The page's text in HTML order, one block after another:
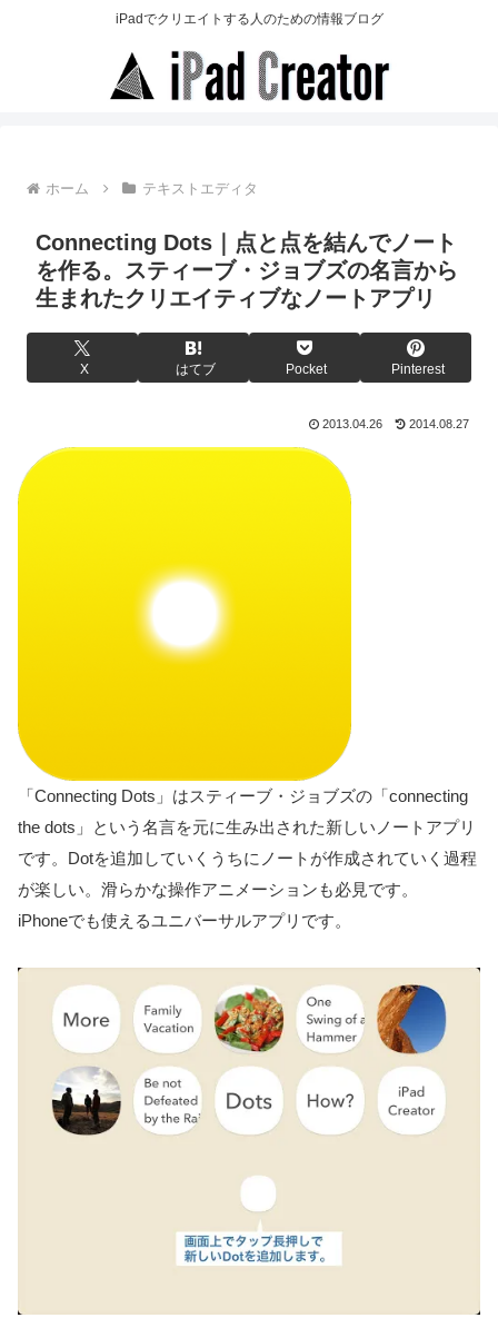
iPadでクリエイトする人のための情報ブログ
ホーム テキストエディタ
Connecting Dots｜点と点を結んでノート
を作る。スティーブ・ジョブズの名言から
生まれたクリエイティブなノートアプリ
X はてブ Pocket Pinterest
2013.04.26 2014.08.27
「Connecting Dots」はスティーブ・ジョブズの「connecting
the dots」という名言を元に生み出された新しいノートアプリ
です。Dotを追加していくうちにノートが作成されていく過程
が楽しい。滑らかな操作アニメーションも必見です。
iPhoneでも使えるユニバーサルアプリです。